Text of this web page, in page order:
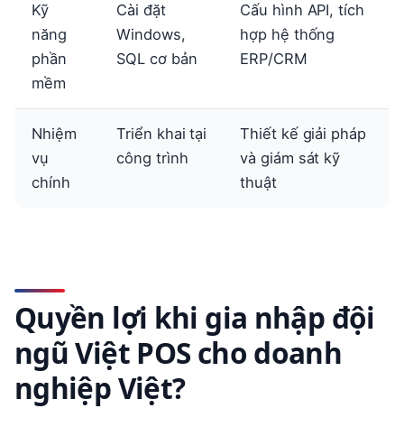
Kỹ
năng
phần
mềm
Cài đặt
Windows,
SQL cơ bản
Cấu hình API, tích
hợp hệ thống
ERP/CRM
Nhiệm
vụ
chính
Triển khai tại
công trình
Thiết kế giải pháp
và giám sát kỹ
thuật
Quyền lợi khi gia nhập đội
ngũ Việt POS cho doanh
nghiệp Việt?